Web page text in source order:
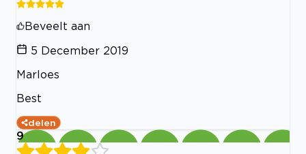
Beveelt aan
5 December 2019
Marloes
Best
delen
9